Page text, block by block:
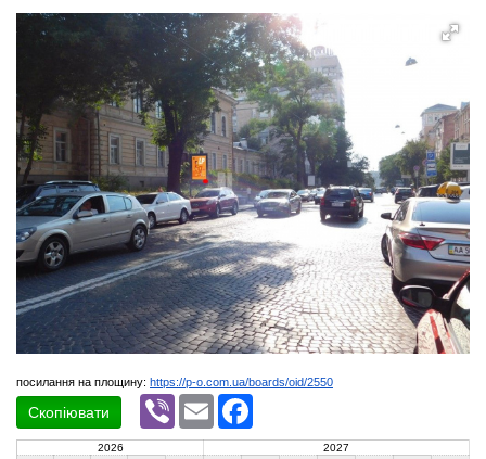
посилання на площину: https://p-o.com.ua/boards/oid/2550
Скопіювати
Viber Email
2026
2027